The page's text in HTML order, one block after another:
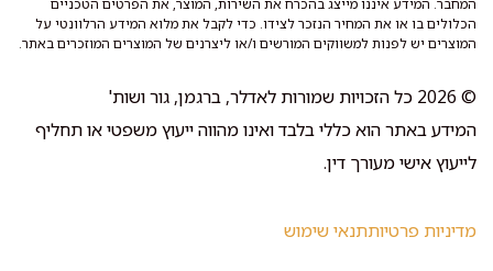
המחבר. המידע איננו מייצג בהכרח את השירות, המוצר, את הפרטים הטכניים
הכלולים בו או את המחיר הנזכר לצידו. כדי לקבל את מלוא המידע הרלוונטי על
המוצרים יש לפנות למשווקים המורשים ו/או ליצרנים של המוצרים המוזכרים באתר.
© 2026 כל הזכויות שמורות לאדלר, ברגמן, גור ושות'
המידע באתר הוא כללי בלבד ואינו מהווה ייעוץ משפטי או תחליף
לייעוץ אישי מעורך דין.
מדיניות פרטיותתנאי שימוש